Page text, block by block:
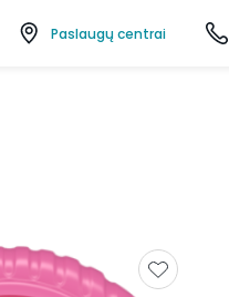
Paslaugų centrai